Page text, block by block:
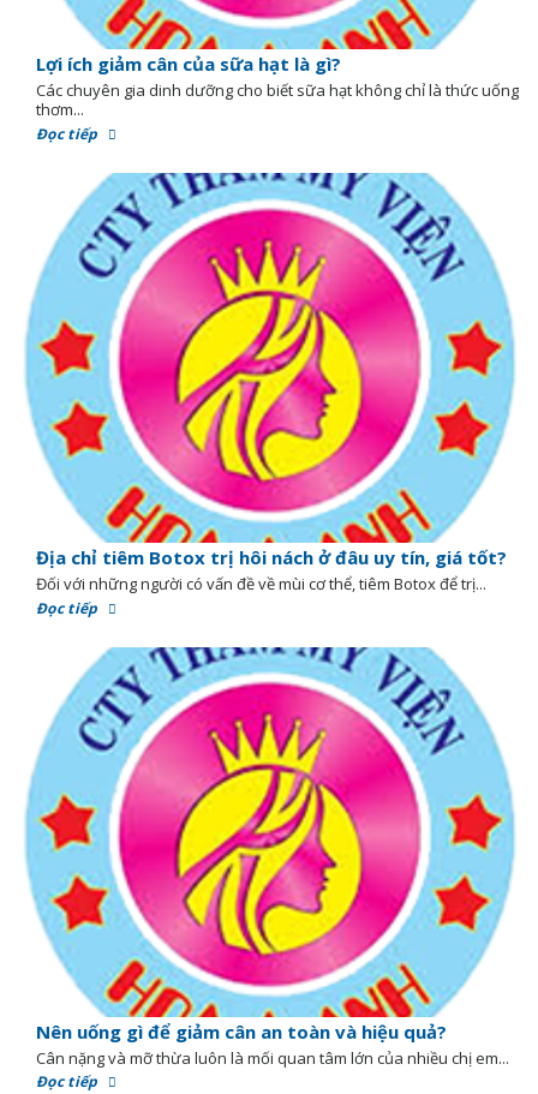
Lợi ích giảm cân của sữa hạt là gì?
Các chuyên gia dinh dưỡng cho biết sữa hạt không chỉ là thức uống
thơm...
Đọc tiếp
Địa chỉ tiêm Botox trị hôi nách ở đâu uy tín, giá tốt?
Đối với những người có vấn đề về mùi cơ thể, tiêm Botox để trị...
Đọc tiếp
Nên uống gì để giảm cân an toàn và hiệu quả?
Cân nặng và mỡ thừa luôn là mối quan tâm lớn của nhiều chị em...
Đọc tiếp